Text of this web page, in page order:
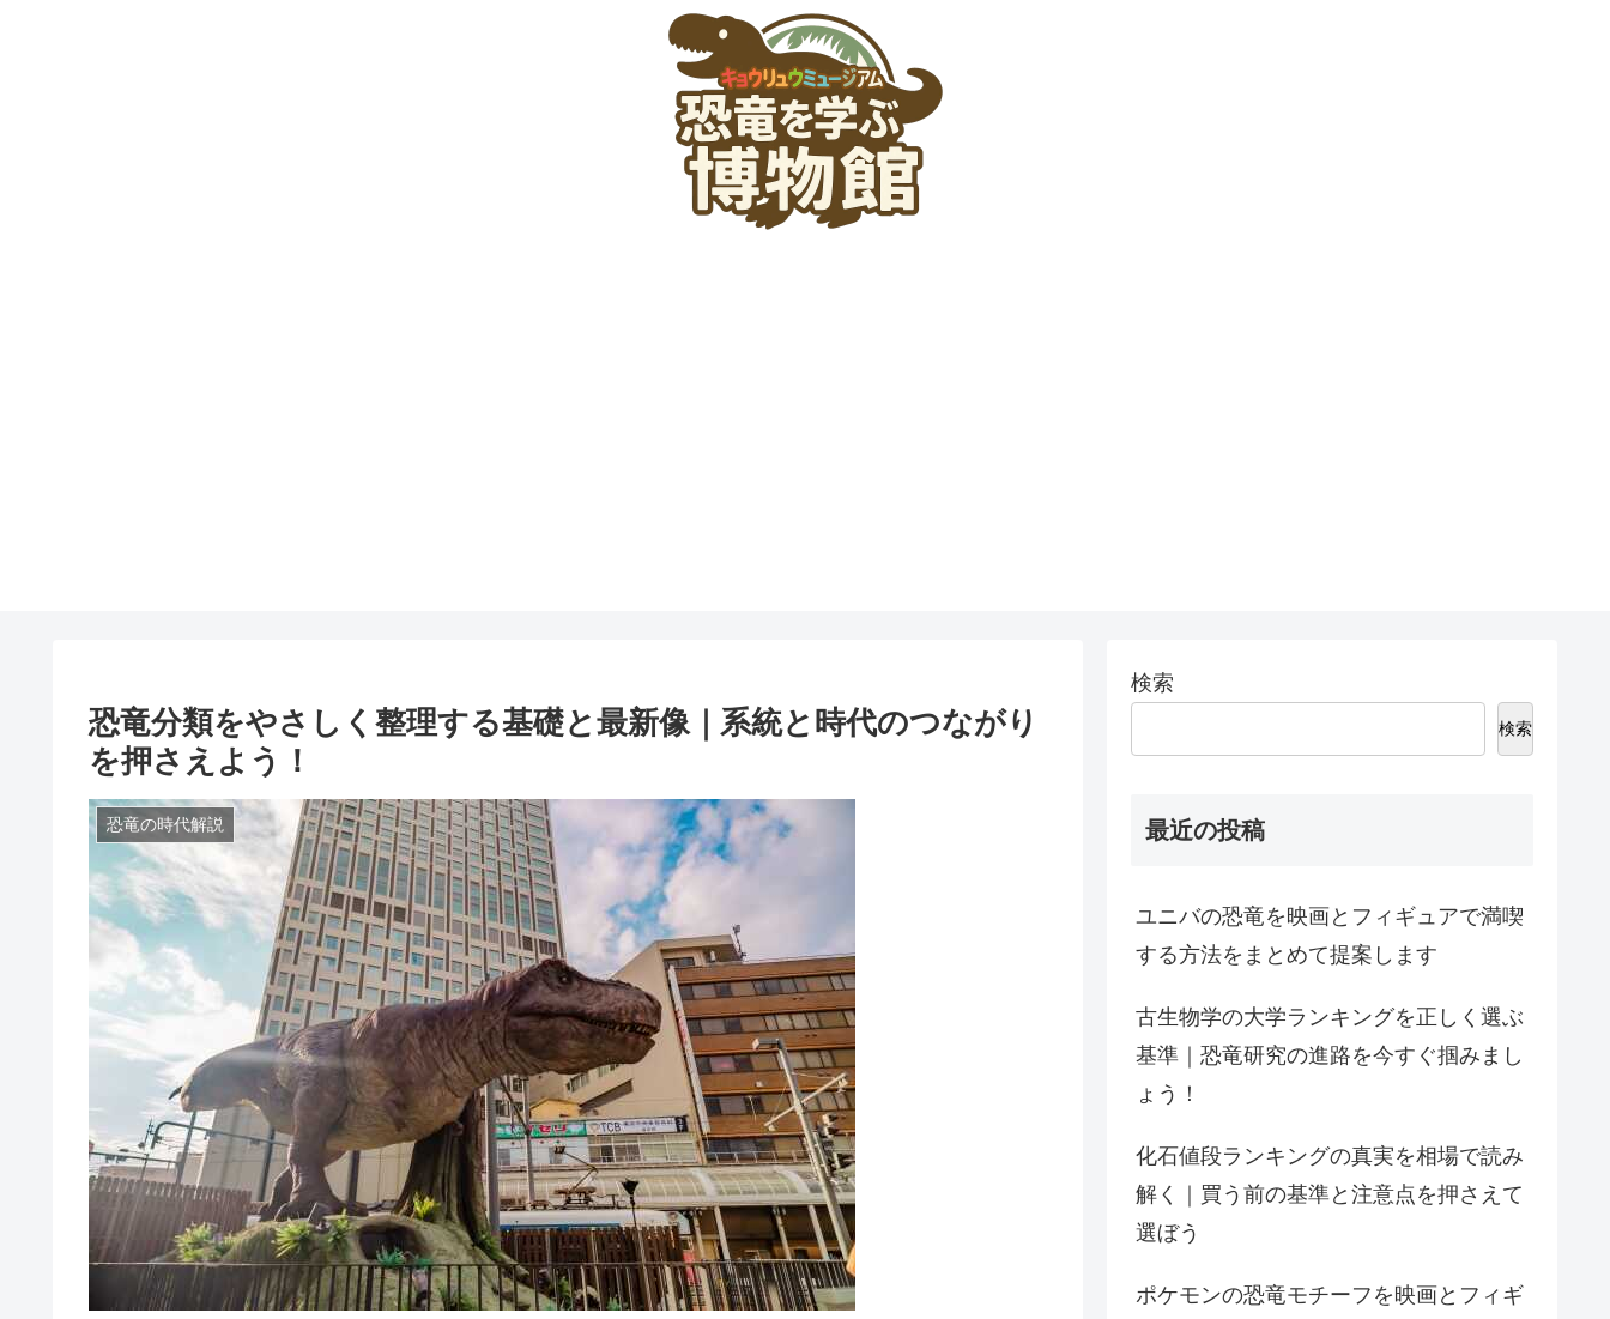
恐竜分類をやさしく整理する基礎と最新像｜系統と時代のつながり
を押さえよう！
恐竜の時代解説
検索
検索
最近の投稿
ユニバの恐竜を映画とフィギュアで満喫
する方法をまとめて提案します
古生物学の大学ランキングを正しく選ぶ
基準｜恐竜研究の進路を今すぐ掴みまし
ょう！
化石値段ランキングの真実を相場で読み
解く｜買う前の基準と注意点を押さえて
選ぼう
ポケモンの恐竜モチーフを映画とフィギ